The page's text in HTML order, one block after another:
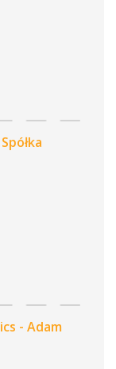
- Adam